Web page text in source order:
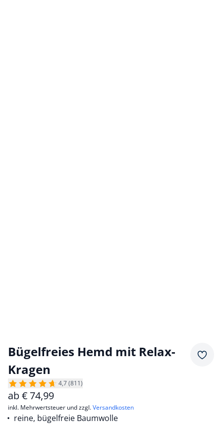
Bügelfreies Hemd mit Relax-
Kragen
4,7 (811)
ab€ 74,99
inkl. Mehrwertsteuer und zzgl.Versandkosten
reine, bügelfreie Baumwolle